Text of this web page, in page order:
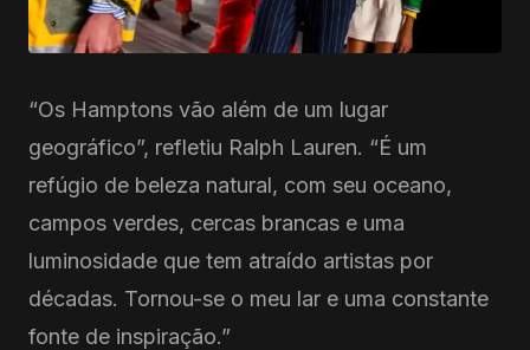
“Os Hamptons vão além de um lugar
geográfico”, refletiu Ralph Lauren. “É um
refúgio de beleza natural, com seu oceano,
campos verdes, cercas brancas e uma
luminosidade que tem atraído artistas por
décadas. Tornou-se o meu lar e uma constante
fonte de inspiração.”